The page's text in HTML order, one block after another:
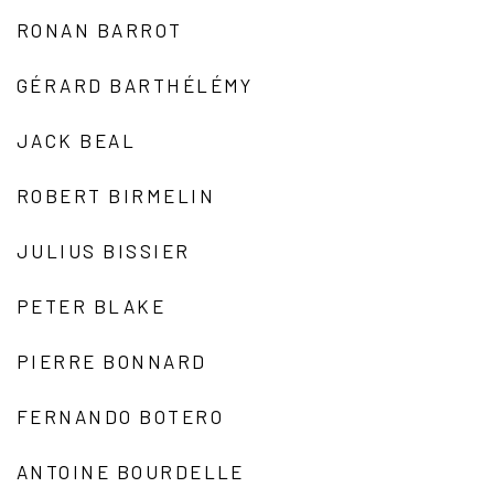
RONAN BARROT
GÉRARD BARTHÉLÉMY
JACK BEAL
ROBERT BIRMELIN
JULIUS BISSIER
PETER BLAKE
PIERRE BONNARD
FERNANDO BOTERO
ANTOINE BOURDELLE